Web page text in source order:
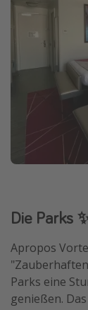
Die Parks
Apropos
Parks eine
genießen.